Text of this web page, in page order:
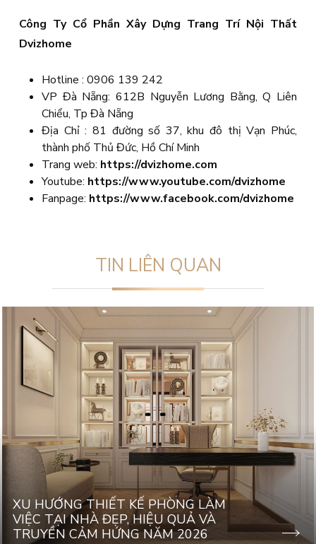
Công Ty Cổ Phần Xây Dựng Trang Trí Nội Thất
Dvizhome
Hotline : 0906 139 242
VP Đà Nẵng: 612B Nguyễn Lương Bằng, Q Liên
Chiểu, Tp Đà Nẵng
Địa Chỉ : 81 đường số 37, khu đô thị Vạn Phúc,
thành phố Thủ Đức, Hồ Chí Minh
Trang web: https://dvizhome.com
Youtube: https://www.youtube.com/dvizhome
Fanpage: https://www.facebook.com/dvizhome
TIN LIÊN QUAN
XU HƯỚNG THIẾT KẾ PHÒNG LÀM
VIỆC TẠI NHÀ ĐẸP, HIỆU QUẢ VÀ
TRUYỀN CẢM HỨNG NĂM 2026